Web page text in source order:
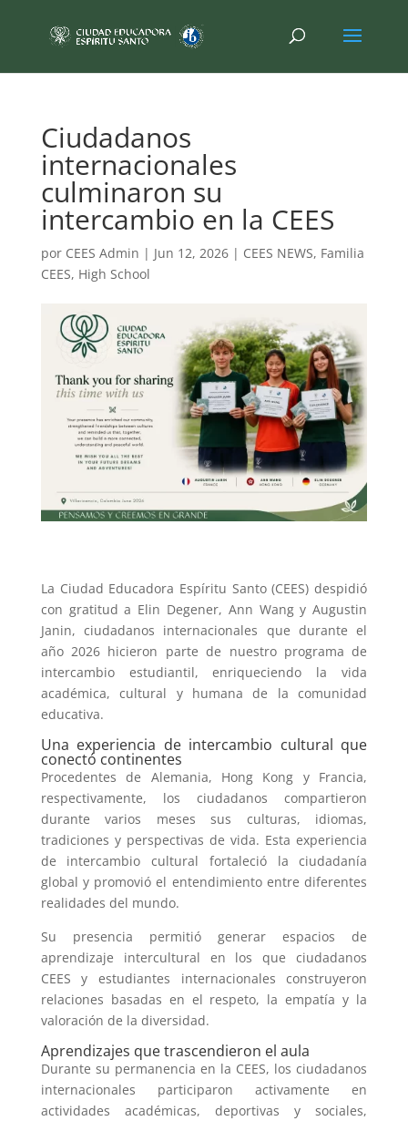
Ciudadanos
internacionales
culminaron su
intercambio en la CEES
por CEES Admin | Jun 12, 2026| CEES NEWS, Familia
CEES, High School
La Ciudad Educadora Espíritu Santo (CEES) despidió
con gratitud a Elin Degener, Ann Wang y Augustin
Janin, ciudadanos internacionales que durante el
año 2026 hicieron parte de nuestro programa de
intercambio estudiantil, enriqueciendo la vida
académica, cultural y humana de la comunidad
educativa.
Una experiencia de intercambio cultural que
conectó continentes
Procedentes de Alemania, Hong Kong y Francia,
respectivamente, los ciudadanos compartieron
durante varios meses sus culturas, idiomas,
tradiciones y perspectivas de vida. Esta experiencia
de intercambio cultural fortaleció la ciudadanía
global y promovió el entendimiento entre diferentes
realidades del mundo.
Su presencia permitió generar espacios de
aprendizaje intercultural en los que ciudadanos
CEES y estudiantes internacionales construyeron
relaciones basadas en el respeto, la empatía y la
valoración de la diversidad.
Aprendizajes que trascendieron el aula
Durante su permanencia en la CEES, los ciudadanos
internacionales participaron activamente en
actividades académicas, deportivas y sociales,